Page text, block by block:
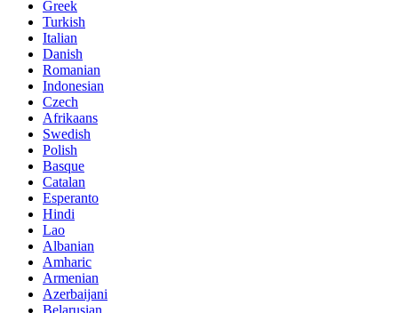
Greek
Turkish
Italian
Danish
Romanian
Indonesian
Czech
Afrikaans
Swedish
Polish
Basque
Catalan
Esperanto
Hindi
Lao
Albanian
Amharic
Armenian
Azerbaijani
Belarusian